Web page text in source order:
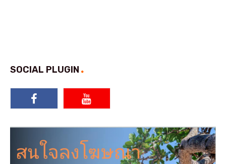
SOCIAL PLUGIN